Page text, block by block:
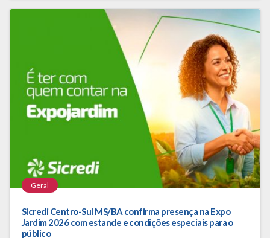
Geral
Sicredi Centro-Sul MS/BA confirma presença na Expo
Jardim 2026 com estande e condições especiais para o
público